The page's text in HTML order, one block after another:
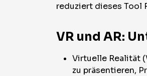
reduziert dieses Tool
VR und AR:
Virtuelle Realität
zu präsentieren,